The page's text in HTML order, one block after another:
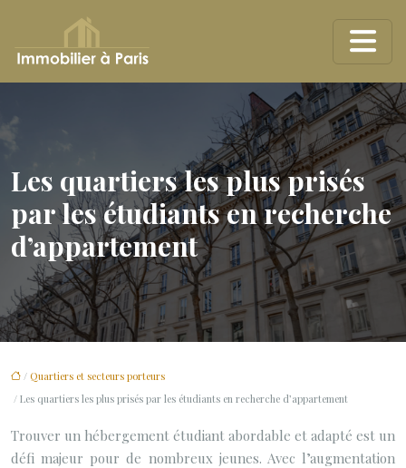
Les quartiers les plus prisés
par les étudiants en recherche
d’appartement
/ Quartiers et secteurs porteurs
/ Les quartiers les plus prisés par les étudiants en recherche d’appartement
Trouver un hébergement étudiant abordable et adapté est un
défi majeur pour de nombreux jeunes. Avec l’augmentation